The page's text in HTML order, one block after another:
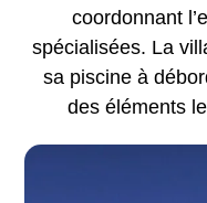
coordonnant
spécialisées. La
sa piscine à
des éléments